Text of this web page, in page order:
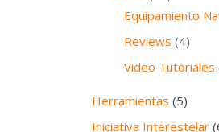
Equipamiento
Reviews (4)
Video Tutoriales
Herramientas (5)
Iniciativa Interestelar